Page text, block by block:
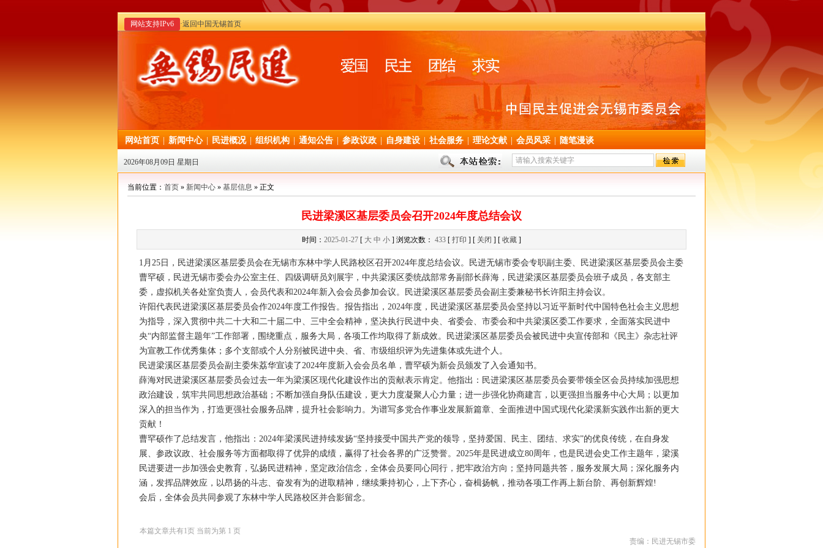
网站支持IPv6 ·返回中国无锡首页
网站首页 新闻中心 民进概况 组织机构 通知公告 参政议政 自身建设 社会服务 理论文献 会员风采 随笔漫谈
2026年08月09日 星期日
当前位置： 首页 » 新闻中心 » 基层信息 » 正文
民进梁溪区基层委员会召开2024年度总结会议
时间： 2025-01-27 [ 大 中 小 ] 浏览次数： 433 [ 打印 ] [ 关闭 ] [ 收藏 ]
1月25日，民进梁溪区基层委员会在无锡市东林中学人民路校区召开2024年度总结会议。民进无锡市委会专职副主委、民进梁溪区基层委员会主委
曹罕硕，民进无锡市委会办公室主任、四级调研员刘展宇，中共梁溪区委统战部常务副部长薛海，民进梁溪区基层委员会班子成员，各支部主
委，虚拟机关各处室负责人，会员代表和2024年新入会会员参加会议。民进梁溪区基层委员会副主委兼秘书长许阳主持会议。
许阳代表民进梁溪区基层委员会作2024年度工作报告。报告指出，2024年度，民进梁溪区基层委员会坚持以习近平新时代中国特色社会主义思想
为指导，深入贯彻中共二十大和二十届二中、三中全会精神，坚决执行民进中央、省委会、市委会和中共梁溪区委工作要求，全面落实民进中
央“内部监督主题年”工作部署，围绕重点，服务大局，各项工作均取得了新成效。民进梁溪区基层委员会被民进中央宣传部和《民主》杂志社评
为宣教工作优秀集体；多个支部或个人分别被民进中央、省、市级组织评为先进集体或先进个人。
民进梁溪区基层委员会副主委朱荔华宣读了2024年度新入会会员名单，曹罕硕为新会员颁发了入会通知书。
薛海对民进梁溪区基层委员会过去一年为梁溪区现代化建设作出的贡献表示肯定。他指出：民进梁溪区基层委员会要带领全区会员持续加强思想
政治建设，筑牢共同思想政治基础；不断加强自身队伍建设，更大力度凝聚人心力量；进一步强化协商建言，以更强担当服务中心大局；以更加
深入的担当作为，打造更强社会服务品牌，提升社会影响力。为谱写多党合作事业发展新篇章、全面推进中国式现代化梁溪新实践作出新的更大
贡献！
曹罕硕作了总结发言，他指出：2024年梁溪民进持续发扬“坚持接受中国共产党的领导，坚持爱国、民主、团结、求实”的优良传统，在自身发
展、参政议政、社会服务等方面都取得了优异的成绩，赢得了社会各界的广泛赞誉。2025年是民进成立80周年，也是民进会史工作主题年，梁溪
民进要进一步加强会史教育，弘扬民进精神，坚定政治信念，全体会员要同心同行，把牢政治方向；坚持同题共答，服务发展大局；深化服务内
涵，发挥品牌效应，以昂扬的斗志、奋发有为的进取精神，继续秉持初心，上下齐心，奋楫扬帆，推动各项工作再上新台阶、再创新辉煌!
会后，全体会员共同参观了东林中学人民路校区并合影留念。
本篇文章共有1页 当前为第 1 页
责编：民进无锡市委